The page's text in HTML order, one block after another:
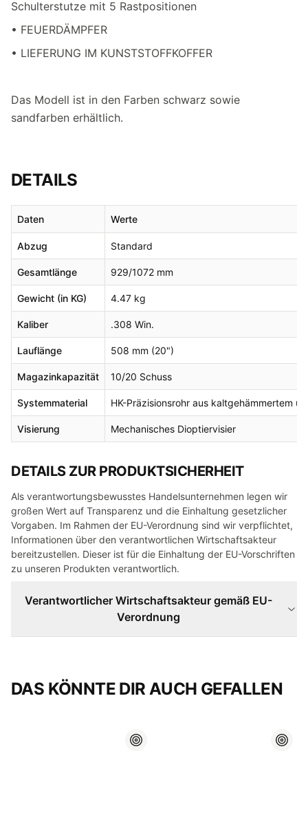
Schulterstutze mit 5 Rastpositionen
• FEUERDÄMPFER
• LIEFERUNG IM KUNSTSTOFFKOFFER
Das Modell ist in den Farben schwarz sowie
sandfarben erhältlich.
DETAILS
Daten Werte
Abzug Standard
Gesamtlänge 929/1072 mm
Gewicht (in KG) 4.47 kg
Kaliber .308 Win.
Lauflänge 508 mm (20")
Magazinkapazität 10/20 Schuss
Systemmaterial HK-Präzisionsrohr aus kaltgehämmertem
Visierung Mechanisches Dioptiervisier
DETAILS ZUR PRODUKTSICHERHEIT
Als verantwortungsbewusstes Handelsunternehmen legen wir
großen Wert auf Transparenz und die Einhaltung gesetzlicher
Vorgaben. Im Rahmen der EU-Verordnung sind wir verpflichtet,
Informationen über den verantwortlichen Wirtschaftsakteur
bereitzustellen. Dieser ist für die Einhaltung der EU-Vorschriften
zu unseren Produkten verantwortlich.
Verantwortlicher Wirtschaftsakteur gemäß EU-
Verordnung
DAS KÖNNTE DIR AUCH GEFALLEN